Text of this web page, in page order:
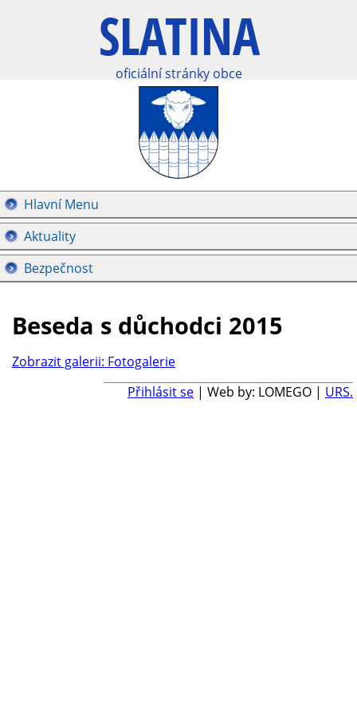
oficiální stránky obce
Hlavní Menu
Aktuality
Bezpečnost
Beseda s důchodci 2015
Zobrazit galerii: Fotogalerie
Přihlásit se | Web by: LOMEGO | URS.